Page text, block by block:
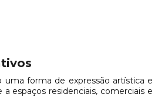
uma forma de expressão artística e
a espaços residenciais, comerciais e